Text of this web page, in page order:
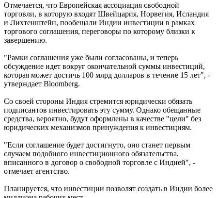
Отмечается, что Европейская ассоциация свободной
торговли, в которую входят Швейцария, Норвегия, Исландия
и Лихтенштейн, пообещали Индии инвестиции в рамках
торгового соглашения, переговоры по которому близки к
завершению.
"Рамки соглашения уже были согласованы, и теперь
обсуждение идет вокруг окончательной суммы инвестиций,
которая может достичь 100 млрд долларов в течение 15 лет", -
утверждает Bloomberg.
Со своей стороны Индия стремится юридически обязать
подписантов инвестировать эту сумму. Однако обещанные
средства, вероятно, будут оформлены в качестве "цели" без
юридических механизмов принуждения к инвестициям.
"Если соглашение будет достигнуто, оно станет первым
случаем подобного инвестиционного обязательства,
вписанного в договор о свободной торговле с Индией", -
отмечает агентство.
Планируется, что инвестиции позволят создать в Индии более